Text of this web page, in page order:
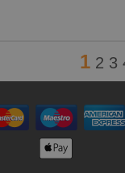
1 2 3